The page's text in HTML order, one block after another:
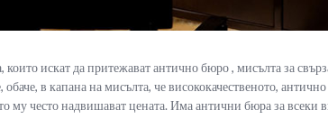
които искат да притежават антично бюро , мисълта за
обаче, в капана на мисълта, че висококачественото,
му често надвишават цената. Има антични бюра за всеки